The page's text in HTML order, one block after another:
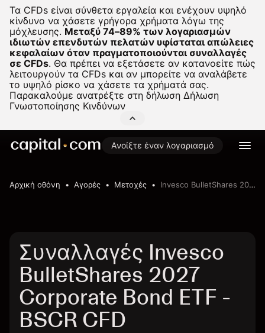
Τα CFDs είναι σύνθετα εργαλεία και ενέχουν υψηλό
κίνδυνο να χάσετε γρήγορα χρήματα λόγω της
μόχλευσης. Μεταξύ 74–89% των λογαριασμών
ιδιωτών επενδυτών πελατών υφίσταται απώλειες
κεφαλαίων όταν πραγματοποιούνται συναλλαγές
σε CFDs. Θα πρέπει να εξετάσετε αν κατανοείτε πώς
λειτουργούν τα CFDs και αν μπορείτε να αναλάβετε
το υψηλό ρίσκο να χάσετε τα χρήματά σας.
Παρακαλούμε ανατρέξτε στη δήλωση Δήλωση
Γνωστοποίησης Κινδύνων
Ανοίξτε έναν λογαριασμό
Αρχική οθόνη Αγορές Μετοχές Invesco BulletShares 2027 Corporate Bond ETF
Συναλλαγές Invesco
BulletShares 2027
Corporate Bond ETF -
BSCR CFD